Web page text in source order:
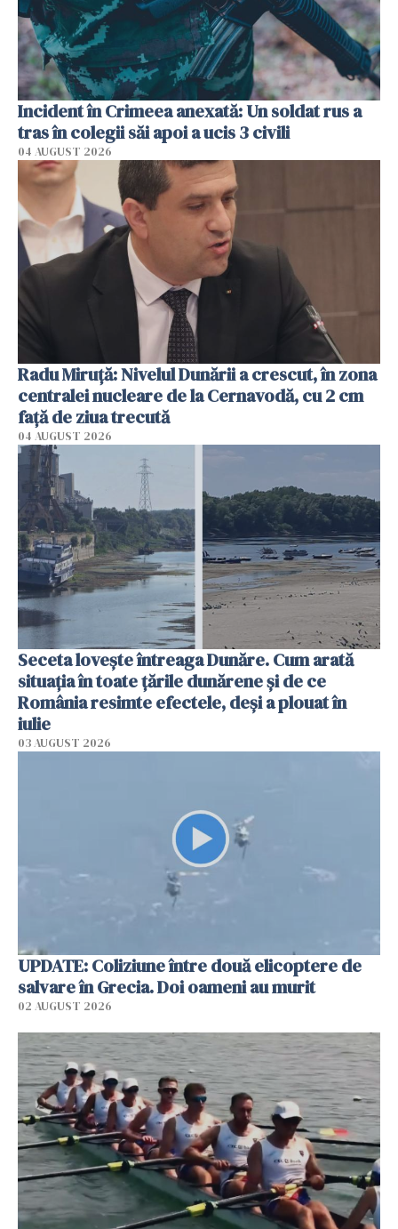
Incident în Crimeea anexată: Un soldat rus a
tras în colegii săi apoi a ucis 3 civili
04 AUGUST 2026
Radu Miruţă: Nivelul Dunării a crescut, în zona
centralei nucleare de la Cernavodă, cu 2 cm
faţă de ziua trecută
04 AUGUST 2026
Seceta lovește întreaga Dunăre. Cum arată
situația în toate țările dunărene și de ce
România resimte efectele, deși a plouat în
iulie
03 AUGUST 2026
UPDATE: Coliziune între două elicoptere de
salvare în Grecia. Doi oameni au murit
02 AUGUST 2026